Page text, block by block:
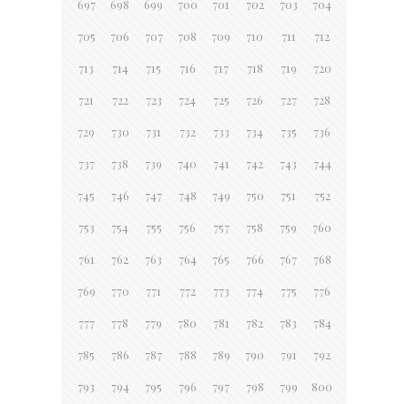
697 698 699 700 701 702 703 704
705 706 707 708 709 710 711 712
713 714 715 716 717 718 719 720
721 722 723 724 725 726 727 728
729 730 731 732 733 734 735 736
737 738 739 740 741 742 743 744
745 746 747 748 749 750 751 752
753 754 755 756 757 758 759 760
761 762 763 764 765 766 767 768
769 770 771 772 773 774 775 776
777 778 779 780 781 782 783 784
785 786 787 788 789 790 791 792
793 794 795 796 797 798 799 800